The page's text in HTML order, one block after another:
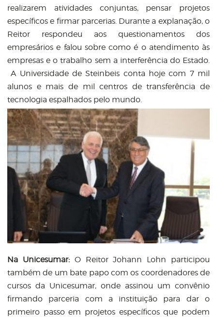
realizarem atividades conjuntas, pensar projetos
específicos e firmar parcerias. Durante a explanação, o
Reitor respondeu aos questionamentos dos
empresários e falou sobre como é o atendimento às
empresas e o trabalho sem a interferência do Estado.
A Universidade de Steinbeis conta hoje com 7 mil
alunos e mais de mil centros de transferência de
tecnologia espalhados pelo mundo.
Na Unicesumar: O Reitor Johann Lohn participou
também de um bate papo com os coordenadores de
cursos da Unicesumar, onde assinou um convênio
firmando parceria com a instituição para dar o
primeiro passo em projetos específicos que podem